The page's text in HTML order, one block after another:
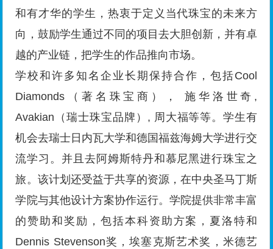
和有才华的学生，热衷于定义当代珠宝的未来方
向，鼓励学生通过不同的项目去大胆创新，并有卓
越的产业链，把学生的作品推向市场。
学校和许多知名企业长期保持合作，包括Cool
Diamonds（著名珠宝商）， 施华洛世奇,
Avakian（瑞士珠宝品牌）, 周大福等等。学生有
机会去瑞士日内瓦大学和德国福兹海姆大学进行交
流学习。并且去阿姆斯特丹和慕尼黑进行珠宝之
旅。该计划还受益于共享的资源，在中央圣马丁斯
学院与其他设计方案协作运行。学院提供非常丰富
的赞助和奖励，包括本科资助方案，夏洛特和
Dennis Stevenson奖，埃塞克斯艺术奖，米德艺